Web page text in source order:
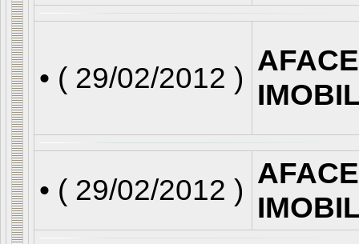
• ( 29/02/2012 )
• ( 29/02/2012 )